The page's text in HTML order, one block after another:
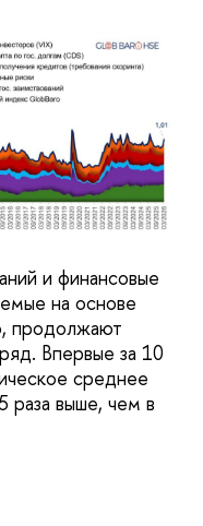
и финансовые
на основе
продолжают
Впервые за 10
среднее
раза выше, чем в